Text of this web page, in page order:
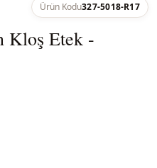
Ürün Kodu327-5018-R17
Kloş Etek -